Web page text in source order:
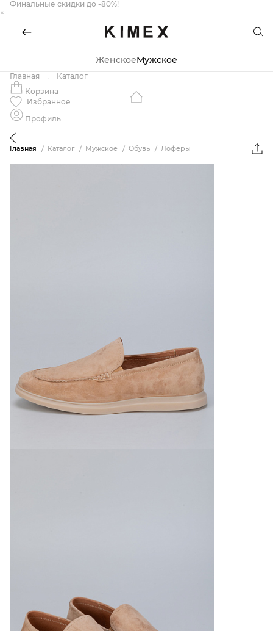
Финальные скидки до -80%!
×
ЖенскоеМужское
Главная
Каталог
Корзина
Избранное
Профиль
Главная Каталог Мужское Обувь Лоферы